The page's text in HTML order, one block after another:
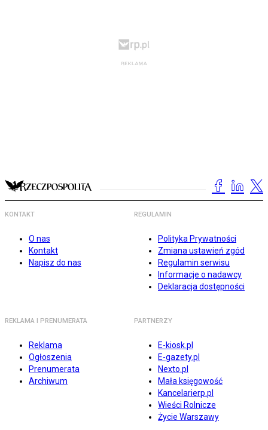
KONTAKT
O nas
Kontakt
Napisz do nas
REGULAMIN
Polityka Prywatności
Zmiana ustawień zgód
Regulamin serwisu
Informacje o nadawcy
Deklaracja dostępności
REKLAMA I PRENUMERATA
Reklama
Ogłoszenia
Prenumerata
Archiwum
PARTNERZY
E-kiosk.pl
E-gazety.pl
Nexto.pl
Mała księgowość
Kancelarierp.pl
Wieści Rolnicze
Życie Warszawy